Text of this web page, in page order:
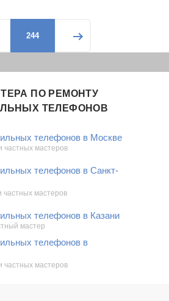
244
ПО РЕМОНТУ
ТЕЛЕФОНОВ
телефонов в Москве
частных мастеров
телефонов в Санкт-
частных мастеров
телефонов в Казани
мастер
телефонов в
частных мастеров